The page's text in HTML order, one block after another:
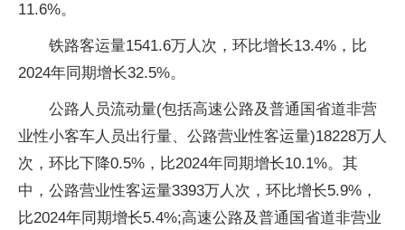
11.6%。
铁路客运量1541.6万人次，环比增长13.4%，比
2024年同期增长32.5%。
公路人员流动量(包括高速公路及普通国省道非营
业性小客车人员出行量、公路营业性客运量)18228万人
次，环比下降0.5%，比2024年同期增长10.1%。其
中，公路营业性客运量3393万人次，环比增长5.9%，
比2024年同期增长5.4%;高速公路及普通国省道非营业